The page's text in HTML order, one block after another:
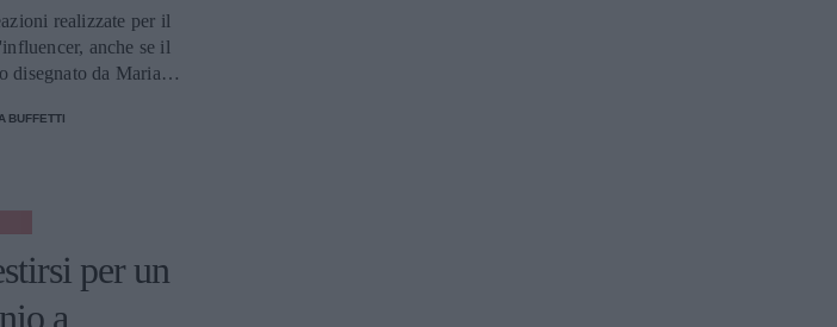
realizzate per il
anche se il
disegnato da Maria
BUFFETTI
per un
a